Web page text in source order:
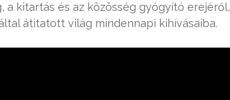
kitartás és az közösség gyógyító erejéről,
átitatott világ mindennapi kihívásaiba.